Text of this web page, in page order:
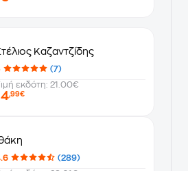
Καζαντζίδης
(7)
εκδότη: 21.00€
,99€
(289)